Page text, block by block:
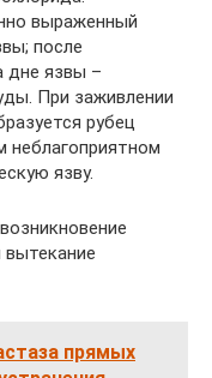
выраженный
после
дне язвы –
При заживлении
рубец
неблагоприятном
язву.
прямых